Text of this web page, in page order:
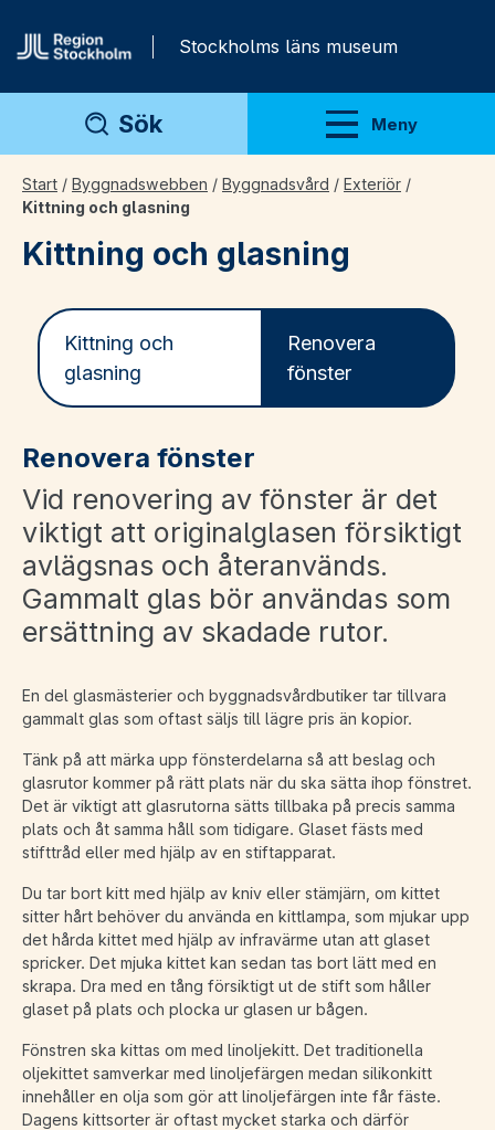
Stockholms läns museum
Sök Meny
Visa meny
Start / Byggnadswebben / Byggnadsvård / Exteriör /
Kittning och glasning
Kittning och glasning
Kittning och
glasning
Renovera
fönster
Renovera fönster
Vid renovering av fönster är det
viktigt att originalglasen försiktigt
avlägsnas och återanvänds.
Gammalt glas bör användas som
ersättning av skadade rutor.
En del glasmästerier och byggnadsvårdbutiker tar tillvara
gammalt glas som oftast säljs till lägre pris än kopior.
Tänk på att märka upp fönsterdelarna så att beslag och
glasrutor kommer på rätt plats när du ska sätta ihop fönstret.
Det är viktigt att glasrutorna sätts tillbaka på precis samma
plats och åt samma håll som tidigare. Glaset fästs med
stifttråd eller med hjälp av en stiftapparat.
Du tar bort kitt med hjälp av kniv eller stämjärn, om kittet
sitter hårt behöver du använda en kittlampa, som mjukar upp
det hårda kittet med hjälp av infravärme utan att glaset
spricker. Det mjuka kittet kan sedan tas bort lätt med en
skrapa. Dra med en tång försiktigt ut de stift som håller
glaset på plats och plocka ur glasen ur bågen.
Fönstren ska kittas om med linoljekitt. Det traditionella
oljekittet samverkar med linoljefärgen medan silikonkitt
innehåller en olja som gör att linoljefärgen inte får fäste.
Dagens kittsorter är oftast mycket starka och därför